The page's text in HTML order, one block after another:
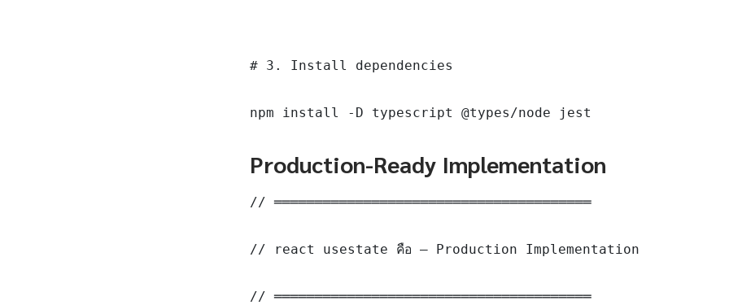
# 3. Install dependencies
npm install -D typescript @types/node jest
Production-Ready Implementation
// ═══════════════════════════════════════
// react usestate คือ — Production Implementation
// ═══════════════════════════════════════